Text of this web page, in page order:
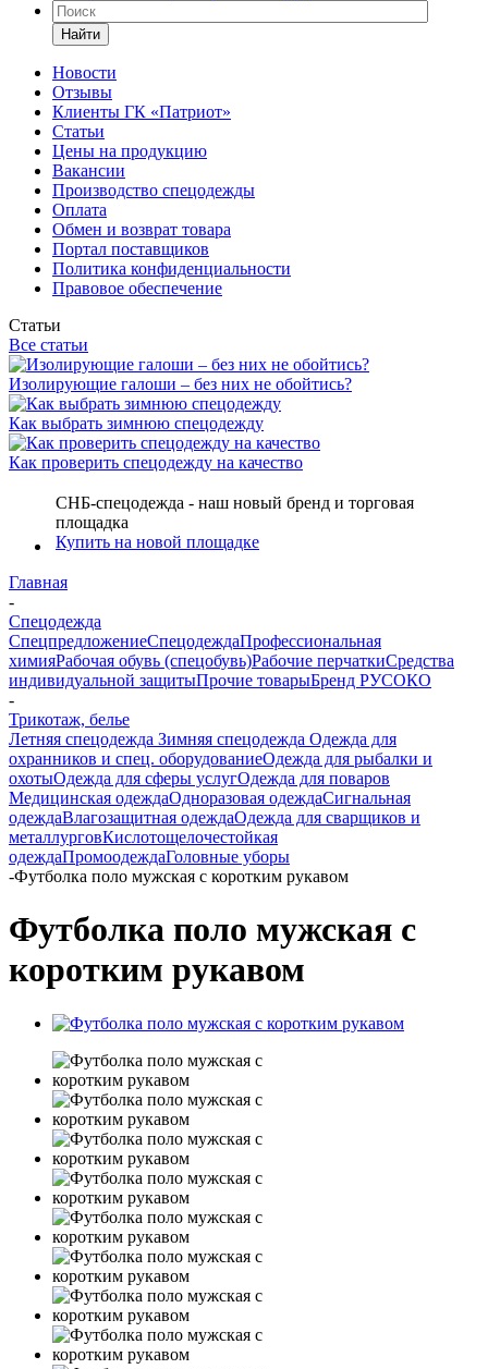
Найти
Новости
Отзывы
Клиенты ГК «Патриот»
Статьи
Цены на продукцию
Вакансии
Производство спецодежды
Оплата
Обмен и возврат товара
Портал поставщиков
Политика конфиденциальности
Правовое обеспечение
Статьи
Все статьи
Изолирующие галоши – без них не обойтись?
Как выбрать зимнюю спецодежду
Как проверить спецодежду на качество
СНБ-спецодежда - наш новый бренд и торговая
площадка
Купить на новой площадке
Главная
-
Спецодежда
СпецпредложениеСпецодеждаПрофессиональная
химияРабочая обувь (спецобувь)Рабочие перчаткиСредства
индивидуальной защитыПрочие товарыБренд РУСОКО
-
Трикотаж, белье
Летняя спецодежда Зимняя спецодежда Одежда для
охранников и спец. оборудованиеОдежда для рыбалки и
охотыОдежда для сферы услугОдежда для поваров
Медицинская одеждаОдноразовая одеждаСигнальная
одеждаВлагозащитная одеждаОдежда для сварщиков и
металлурговКислотощелочестойкая
одеждаПромоодеждаГоловные уборы
-Футболка поло мужская с коротким рукавом
Футболка поло мужская с
коротким рукавом